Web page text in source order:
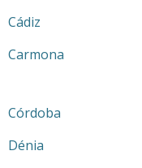
Cádiz
Carmona
Córdoba
Dénia